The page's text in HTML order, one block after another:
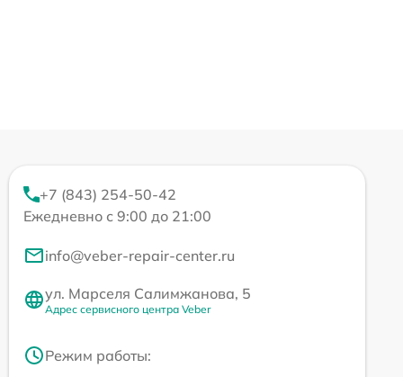
+7 (843) 254-50-42
Ежедневно с 9:00 до 21:00
info@veber-repair-center.ru
ул. Марселя Салимжанова, 5
Адрес сервисного центра Veber
Режим работы: